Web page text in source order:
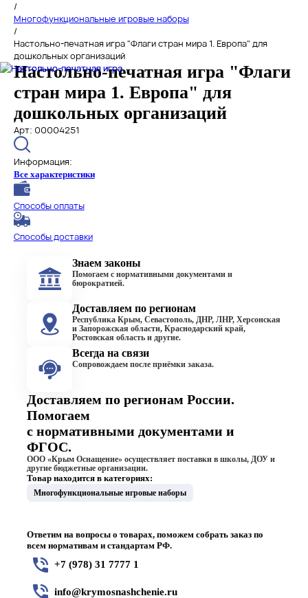
/
Многофункциональные игровые наборы
/
Настольно-печатная игра "Флаги стран мира 1. Европа" для
дошкольных организаций
Настольно-печатная игра "Флаги
стран мира 1. Европа" для
дошкольных организаций
Арт: 00004251
Информация:
Все характеристики
Способы оплаты
Способы доставки
Знаем законы
Помогаем с нормативными документами и
бюрократией.
Доставляем по регионам
Республика Крым, Севастополь, ДНР, ЛНР, Херсонская
и Запорожская области, Краснодарский край,
Ростовская область и другие.
Всегда на связи
Сопровождаем после приёмки заказа.
Доставляем по регионам России.
Помогаем
с нормативными документами и
ФГОС.
ООО «Крым Оснащение» осуществляет поставки в школы, ДОУ и
другие бюджетные организации.
Товар находится в категориях:
Многофункциональные игровые наборы
Ответим на вопросы о товарах, поможем собрать заказ по
всем нормативам и стандартам РФ.
+7 (978) 31 7777 1
info@krymosnashchenie.ru